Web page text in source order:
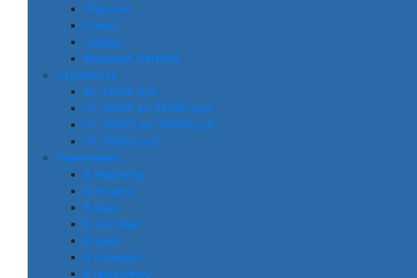
Персона
Снедо
Сударь
Феррони (Ferroni)
Стоимость
До 13000 руб
От 13000 до 22000 руб
От 22000 до 30000 руб
От 30000 руб
Назначение
В квартиру
Для дачи
В дом
В коттедж
В офис
В коридор
В прихожую